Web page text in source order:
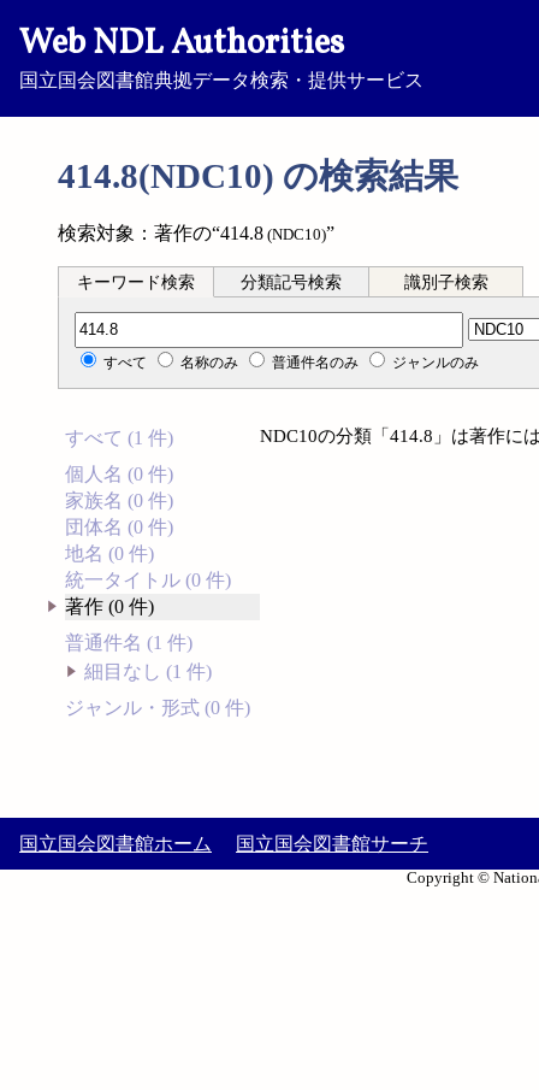
Web NDL Authorities
国立国会図書館典拠データ検索・提供サービス
414.8(NDC10) の検索結果
検索対象：著作の“414.8 (NDC10)”
キーワード検索 分類記号検索 識別子検索
分類記号検索
すべて 名称のみ 普通件名のみ ジャンルのみ
すべて (1 件)
個人名 (0 件)
家族名 (0 件)
団体名 (0 件)
地名 (0 件)
統一タイトル (0 件)
著作 (0 件)
普通件名 (1 件)
細目なし (1 件)
ジャンル・形式 (0 件)
NDC10の分類「414.8」は著作に
国立国会図書館ホーム 国立国会図書館サーチ
Copyright ©